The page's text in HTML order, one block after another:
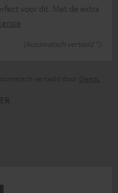
voor dit. Met de extra
(Automatisch vertaald *)